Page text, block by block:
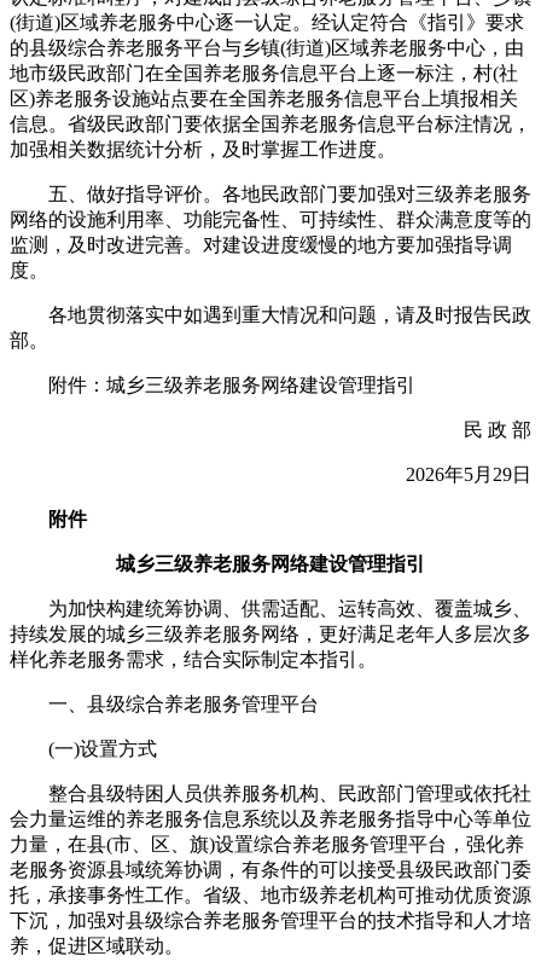
(街道)区域养老服务中心逐一认定。经认定符合《指引》要求
的县级综合养老服务平台与乡镇(街道)区域养老服务中心，由
地市级民政部门在全国养老服务信息平台上逐一标注，村(社
区)养老服务设施站点要在全国养老服务信息平台上填报相关
信息。省级民政部门要依据全国养老服务信息平台标注情况，
加强相关数据统计分析，及时掌握工作进度。
五、做好指导评价。各地民政部门要加强对三级养老服务
网络的设施利用率、功能完备性、可持续性、群众满意度等的
监测，及时改进完善。对建设进度缓慢的地方要加强指导调
度。
各地贯彻落实中如遇到重大情况和问题，请及时报告民政
部。
附件：城乡三级养老服务网络建设管理指引
民 政 部
2026年5月29日
附件
城乡三级养老服务网络建设管理指引
为加快构建统筹协调、供需适配、运转高效、覆盖城乡、
持续发展的城乡三级养老服务网络，更好满足老年人多层次多
样化养老服务需求，结合实际制定本指引。
一、县级综合养老服务管理平台
(一)设置方式
整合县级特困人员供养服务机构、民政部门管理或依托社
会力量运维的养老服务信息系统以及养老服务指导中心等单位
力量，在县(市、区、旗)设置综合养老服务管理平台，强化养
老服务资源县域统筹协调，有条件的可以接受县级民政部门委
托，承接事务性工作。省级、地市级养老机构可推动优质资源
下沉，加强对县级综合养老服务管理平台的技术指导和人才培
养，促进区域联动。